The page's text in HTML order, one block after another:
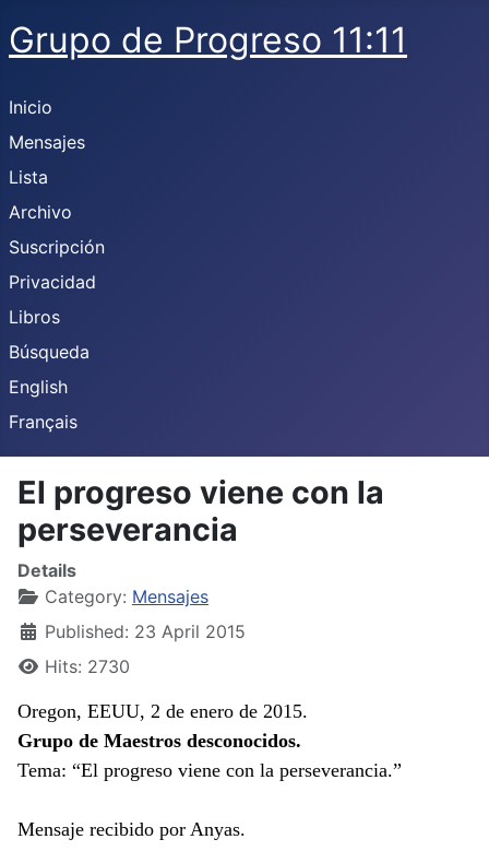
Grupo de Progreso 11:11
Inicio
Mensajes
Lista
Archivo
Suscripción
Privacidad
Libros
Búsqueda
English
Français
El progreso viene con la
perseverancia
Details
Category: Mensajes
Published: 23 April 2015
Hits: 2730
Oregon, EEUU, 2 de enero de 2015.
Grupo de Maestros desconocidos.
Tema: “El progreso viene con la perseverancia.”
Mensaje recibido por Anyas.